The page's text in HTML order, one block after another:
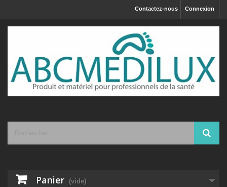
Connexion
Contactez-nous
Panier (vide)